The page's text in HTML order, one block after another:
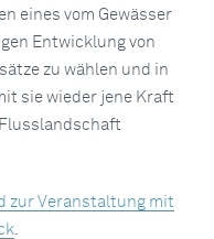
eines vom Gewässer
Entwicklung von
zu wählen und in
sie wieder jene Kraft
zur Veranstaltung mit
.